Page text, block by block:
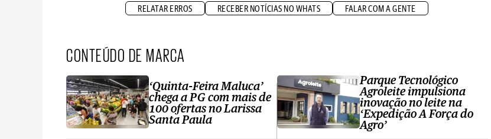
RELATAR ERROS RECEBER NOTÍCIAS NO WHATS FALAR COM A GENTE
CONTEÚDO DE MARCA
‘Quinta-Feira Maluca’
chega a PG com mais de
100 ofertas no Larissa
Santa Paula
Parque Tecnológico
Agroleite impulsiona
inovação no leite na
‘Expedição A Força do
Agro’